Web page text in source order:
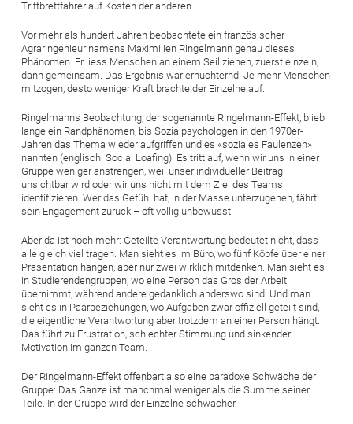
Trittbrettfahrer auf Kosten der anderen.
Vor mehr als hundert Jahren beobachtete ein französischer
Agraringenieur namens Maximilien Ringelmann genau dieses
Phänomen. Er liess Menschen an einem Seil ziehen, zuerst einzeln,
dann gemeinsam. Das Ergebnis war ernüchternd: Je mehr Menschen
mitzogen, desto weniger Kraft brachte der Einzelne auf.
Ringelmanns Beobachtung, der sogenannte Ringelmann-Effekt, blieb
lange ein Randphänomen, bis Sozialpsychologen in den 1970er-
Jahren das Thema wieder aufgriffen und es «soziales Faulenzen»
nannten (englisch: Social Loafing). Es tritt auf, wenn wir uns in einer
Gruppe weniger anstrengen, weil unser individueller Beitrag
unsichtbar wird oder wir uns nicht mit dem Ziel des Teams
identifizieren. Wer das Gefühl hat, in der Masse unterzugehen, fährt
sein Engagement zurück – oft völlig unbewusst.
Aber da ist noch mehr: Geteilte Verantwortung bedeutet nicht, dass
alle gleich viel tragen. Man sieht es im Büro, wo fünf Köpfe über einer
Präsentation hängen, aber nur zwei wirklich mitdenken. Man sieht es
in Studierendengruppen, wo eine Person das Gros der Arbeit
übernimmt, während andere gedanklich anderswo sind. Und man
sieht es in Paarbeziehungen, wo Aufgaben zwar offiziell geteilt sind,
die eigentliche Verantwortung aber trotzdem an einer Person hängt.
Das führt zu Frustration, schlechter Stimmung und sinkender
Motivation im ganzen Team.
Der Ringelmann-Effekt offenbart also eine paradoxe Schwäche der
Gruppe: Das Ganze ist manchmal weniger als die Summe seiner
Teile. In der Gruppe wird der Einzelne schwächer.